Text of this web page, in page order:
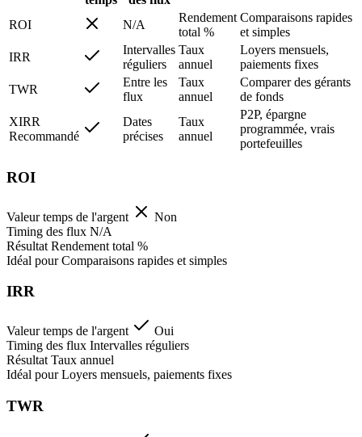
ROI
N/A
Rendement
total %
Comparaisons rapides
et simples
IRR
Intervalles
réguliers
Taux
annuel
Loyers mensuels,
paiements fixes
TWR
Entre les
flux
Taux
annuel
Comparer des gérants
de fonds
XIRR
Recommandé
Dates
précises
Taux
annuel
P2P, épargne
programmée, vrais
portefeuilles
ROI
Valeur temps de l'argent
Non
Timing des flux N/A
Résultat Rendement total %
Idéal pour Comparaisons rapides et simples
IRR
Valeur temps de l'argent
Oui
Timing des flux Intervalles réguliers
Résultat Taux annuel
Idéal pour Loyers mensuels, paiements fixes
TWR